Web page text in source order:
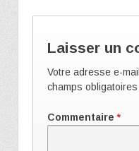
Laisser un
Votre adresse e-
champs
Commentaire *